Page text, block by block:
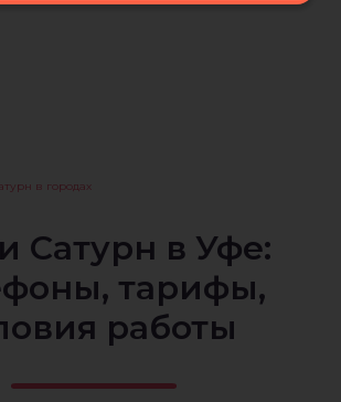
в городах
Сатурн в Уфе:
тарифы,
работы